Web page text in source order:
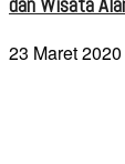
dan Wisata
23 Maret 2020